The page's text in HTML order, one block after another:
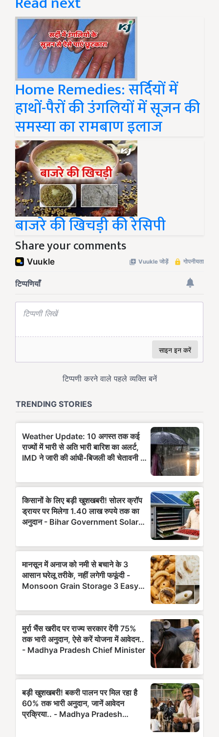
Home Remedies: सर्दियों में
हाथों-पैरों की उंगलियों में सूजन की
समस्या का रामबाण इलाज
बाजरे की खिचड़ी की रेसिपी
Share your comments